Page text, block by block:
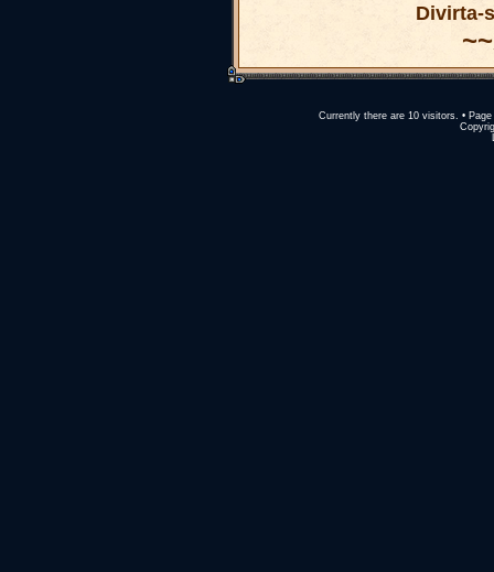
Divirta-
Currently there are 10 visitors. •